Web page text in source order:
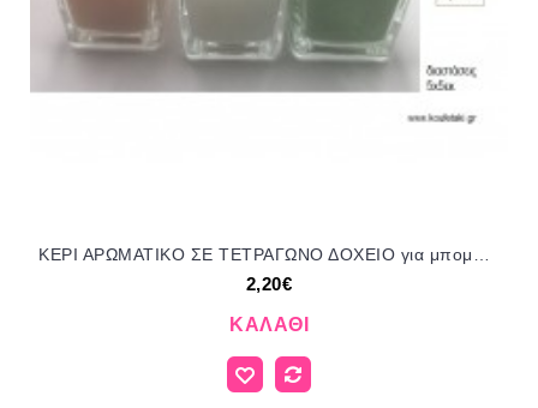
2,20€
ΚΑΛΆΘΙ